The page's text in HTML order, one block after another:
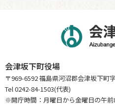
会津坂下町役場
〒969-6592 福島県河沼郡会津坂下町
Tel 0242-84-1503(代表)
※開庁時間：月曜日から金曜日の午